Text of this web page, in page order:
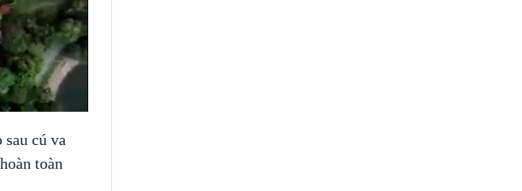
cú va
toàn